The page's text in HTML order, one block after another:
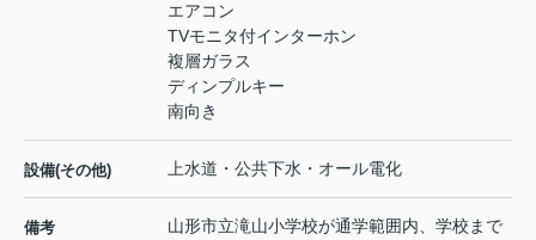
エアコン
TVモニタ付インターホン
複層ガラス
ディンプルキー
南向き
設備(その他) 上水道・公共下水・オール電化
備考
山形市立滝山小学校が通学範囲内、学校まで